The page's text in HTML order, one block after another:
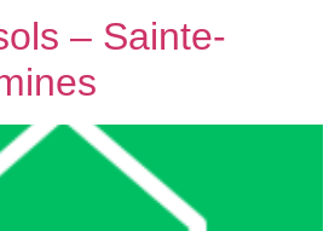
– Sainte-